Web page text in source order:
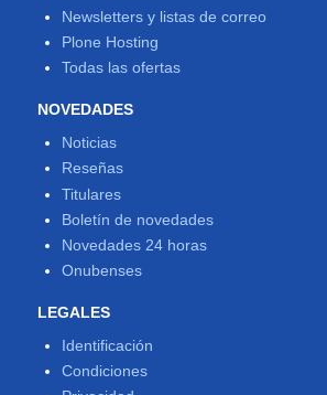
Newsletters y listas de correo
Plone Hosting
Todas las ofertas
NOVEDADES
Noticias
Reseñas
Titulares
Boletín de novedades
Novedades 24 horas
Onubenses
LEGALES
Identificación
Condiciones